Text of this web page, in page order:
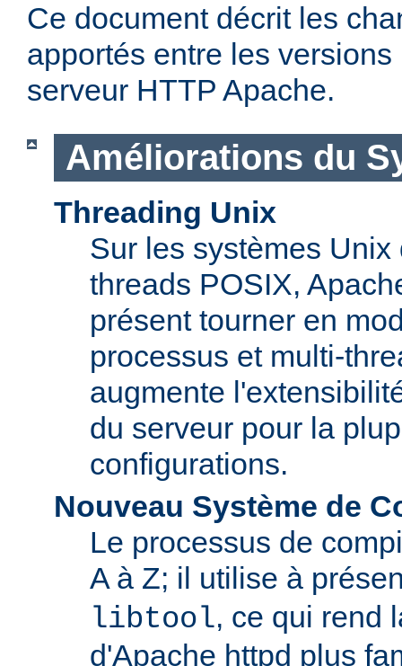
Ce document décrit les
apportés entre les versions
serveur HTTP Apache.
Améliorations du
Threading Unix
Sur les systèmes
threads POSIX,
présent tourner en
processus et multi-
augmente
du serveur pour la
configurations.
Nouveau Système de
Le processus de
A à Z; il utilise à
libtool, ce qui rend
d'Apache httpd plus